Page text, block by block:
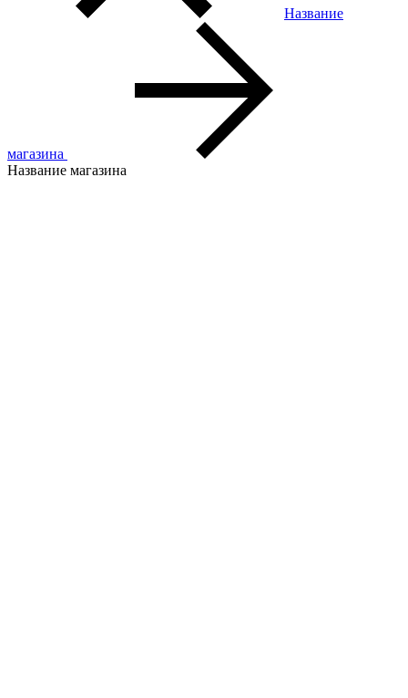
Название
магазина
Название магазина